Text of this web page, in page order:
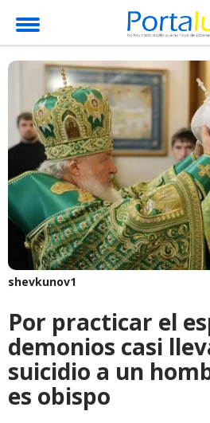
shevkunov1
Por practicar el
demonios casi
suicidio a un
es obispo